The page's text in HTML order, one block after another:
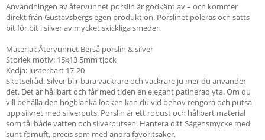
Användningen av återvunnet porslin är godkänt av – och kommer
direkt från Gustavsbergs egen produktion. Porslinet poleras och sätts
bit för bit i silver av mycket skickliga smeder.
Material: Återvunnet Berså porslin & silver
Storlek motiv: 15x13 5mm tjock
Kedja: Justerbart 17-20
Skötselråd: Silver blir bara vackrare och vackrare ju mer du använder
det. Det är hållbart och får med tiden en elegant patinerad yta. Om du
vill behålla den högblanka looken kan du vid behov rengöra och putsa
upp silvret med silverputs. Porslin är ett robust och hållbart material
som tål både vatten och silverputsen. Hantera ditt Sägensmycke med
sunt förnuft, precis som med andra favoritsaker.